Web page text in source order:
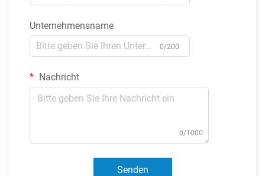
Unternehmensname
0/200
Nachricht
0/1000
Senden